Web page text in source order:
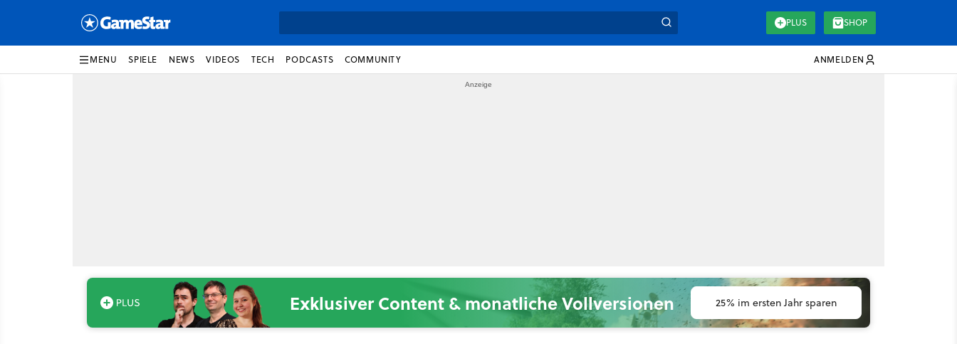
PLUS SHOP
MENU SPIELE NEWS VIDEOS TECH PODCASTS COMMUNITY ANMELDEN
Exklusiver Content & monatliche Vollversionen 25% im ersten Jahr sparen